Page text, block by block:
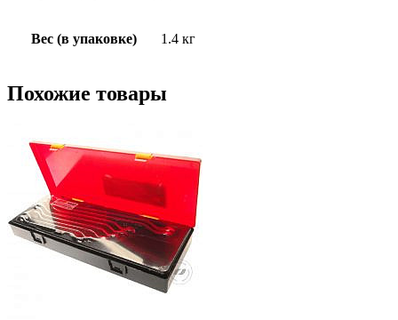
Вес (в упаковке) 1.4 кг
Похожие товары